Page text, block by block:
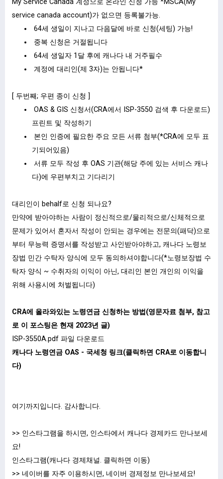
My Service Canada 계정으로 온라인 신청 가능 *MSCA(My
service canada account)가 없으면 등록불가능.
64세 생일이 지나고 다음달에 바로 신청(세팅) 가능!
중복 신청은 거절됩니다
64세 생일자 1달 후에 캐나다 내 거주필수
계정에 대리인(제 3자)는 안됩니다*
[ 두번째; 우편 종이 신청 ]
OAS & GIS 신청서(CRA에서 ISP-3550 검색 후 다운로드)
프린트 및 작성하기
본인 인증에 필요한 주요 모든 서류 첨부(*CRA에 모두 표
기되어있음)
서류 모두 작성 후 OAS 기관(해당 주에 있는 서비스 캐나
다)에 우편부치고 기다리기
대리인이 behalf로 신청 되나요?
만약에 받아야하는 사람이 정신적으로/물리적으로/신체적으로
문제가 있어서 혼자서 작성이 안되는 경우에는 전문의(패닥)으로
부터 무능력 증명서를 작성받고 사인받아야하고, 캐나다 노령보
장법 민간 수탁자 양식에 모두 동의하셔야합니다(*노령보장법 수
탁자 양식 ~ 수취자의 이익이 아닌, 대리인 본인 개인의 이익을
위해 사용시에 처벌됩니다)
CRA에 올라와있는 노령연금 신청하는 방법(영문자료 첨부, 참고
로 이 포스팅은 현재 2023년 글)
ISP-3550A.pdf 파일 다운로드
캐나다 노령연금 OAS - 국세청 링크(클릭하면 CRA로 이동합니
다)
여기까지입니다. 감사합니다.
>> 인스타그램을 하시면, 인스타에서 캐나다 경제카드 만나보세
요!
인스타그램(캐나다 경제채널. 클릭하면 이동)
>> 네이버를 자주 이용하시면, 네이버 경제정보 만나보세요!